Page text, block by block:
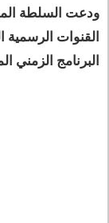
ودعت السلطة
القنوات
البرنامج الزمني